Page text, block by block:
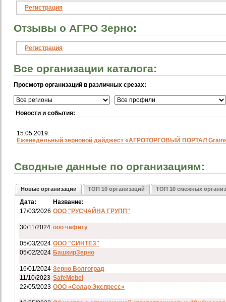
Регистрация
Отзывы о АГРО Зерно:
Регистрация
Все организации каталога:
Просмотр организаций в различных срезах:
Новости и события:
15.05.2019:
Еженедельный зерновой дайджест «АГРОТОРГОВЫЙ ПОРТАЛ
Сводные данные по организациям:
Новые организации ТОП 10 организаций ТОП 10 смежных
Дата:
Название:
17/03/2026 ООО "РУСЧАЙНА ГРУПП"
30/11/2024 ооо чафиту
05/03/2024 ООО "СИНТЕЗ"
05/02/2024 БашкирЗерно
16/01/2024 Зерно Волгоград
11/10/2023 SafeMebel
22/05/2023 ООО «Солар Экспресс»